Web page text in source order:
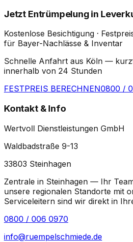
Jetzt Entrümpelung in
Kostenlose Besichtigung ·
für Bayer-Nachlässe & Inventar
Schnelle Anfahrt aus Köln —
innerhalb von 24 Stunden
FESTPREIS BERECHNEN0800 /
Kontakt & Info
Wertvoll Dienstleistungen GmbH
Waldbadstraße 9-13
33803 Steinhagen
Zentrale in Steinhagen — Ihr
unsere regionalen Standorte mit
Serviceleitern sind wir direkt in
0800 / 006 0970
info@ruempelschmiede.de